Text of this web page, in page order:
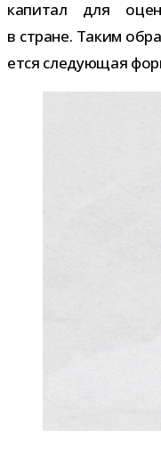
капи­тал для
в стране. Таким
ется сле­ду­ю­щая